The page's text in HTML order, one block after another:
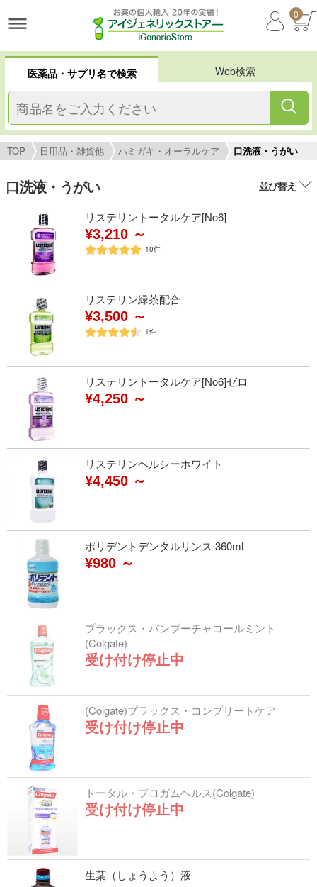
0
医薬品・サプリ名で検索 Web検索
TOP 日用品・雑貨他 ハミガキ・オーラルケア 口洗液・うがい
口洗液・うがい 並び替え
リステリントータルケア[No6]
¥3,210 ～
10件
リステリン緑茶配合
¥3,500 ～
1件
リステリントータルケア[No6]ゼロ
¥4,250 ～
リステリンヘルシーホワイト
¥4,450 ～
ポリデントデンタルリンス 360ml
¥980 ～
プラックス・バンブーチャコールミント
(Colgate)
受け付け停止中
(Colgate)プラックス・コンプリートケア
受け付け停止中
トータル・プロガムヘルス(Colgate)
受け付け停止中
生葉（しょうよう）液